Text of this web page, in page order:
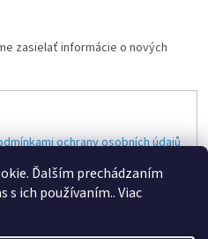
Ďalším prechádzaním
s ich používaním.. Viac
zasielať informácie o nových
ochrany osobních údajů